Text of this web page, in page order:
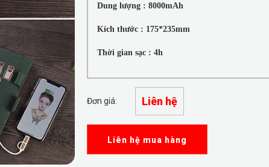
Dung lượng : 8000mAh
Kích thước : 175*235mm
Thời gian sạc : 4h
Đơn giá: Liên hệ
Liên hệ mua hàng